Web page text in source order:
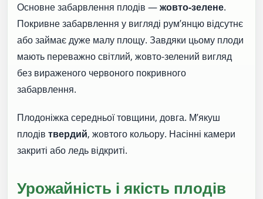
Основне забарвлення плодів —жовто-зелене.
Покривне забарвлення у вигляді рум’янцю відсутнє
або займає дуже малу площу. Завдяки цьому плоди
мають переважно світлий, жовто-зелений вигляд
без вираженого червоного покривного
забарвлення.
Плодоніжка середньої товщини, довга. М’якуш
плодів твердий, жовтого кольору. Насінні камери
закриті або ледь відкриті.
Урожайність і якість плодів